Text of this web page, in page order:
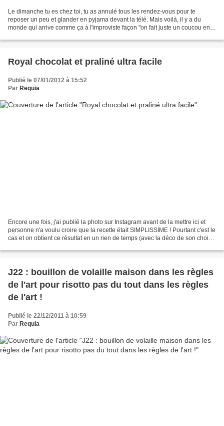
Le dimanche tu es chez toi, tu as annulé tous les rendez-vous pour te
reposer un peu et glander en pyjama devant la télé. Mais voilà, il y a du
monde qui arrive comme ça à l'improviste façon "on fait juste un coucou en
Royal chocolat et praliné ultra facile
Publié le 07/01/2012 à 15:52
Par Requia
Encore une fois, j'ai publié la photo sur Instagram avant de la mettre ici et
personne n'a voulu croire que la recette était SIMPLISSIME ! Pourtant c'est le
cas et on obtient ce résultat en un rien de temps (avec la déco de son choix,
J22 : bouillon de volaille maison dans les règles
de l'art pour risotto pas du tout dans les règles
de l'art !
Publié le 22/12/2011 à 10:59
Par Requia